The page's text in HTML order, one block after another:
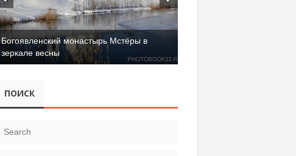
Богоявленский монастырь Мстёры в
зеркале весны
ПОИСК